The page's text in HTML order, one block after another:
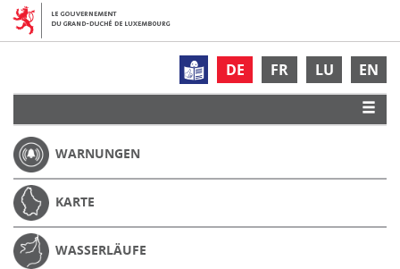
DE FR LU EN
WARNUNGEN
KARTE
WASSERLÄUFE